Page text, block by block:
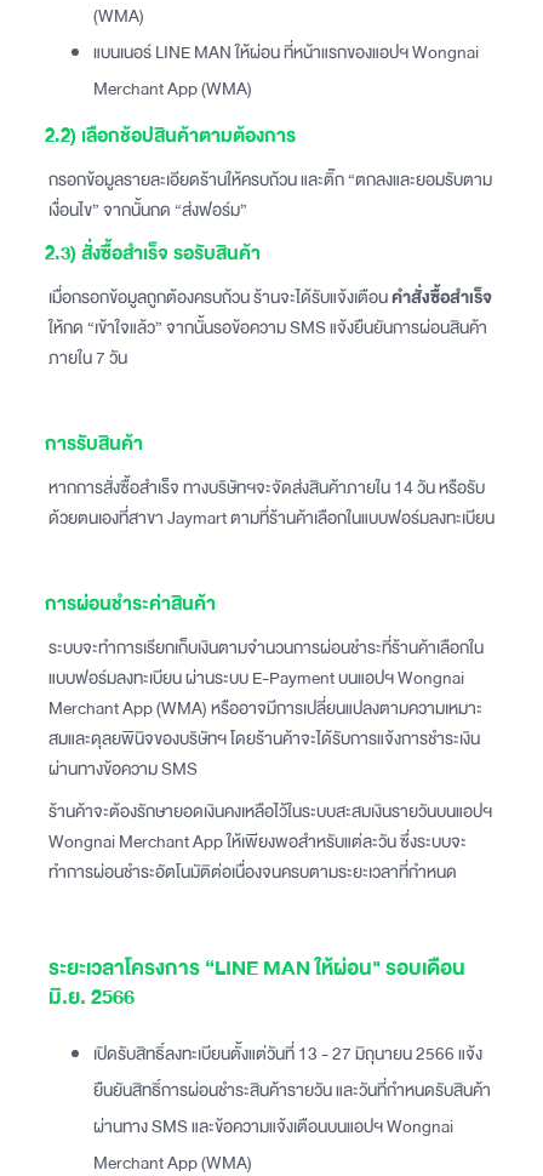
(WMA)
แบนเนอร์ LINE MAN ให้ผ่อน ที่หน้าแรกของแอปฯ Wongnai
Merchant App (WMA)
2.2) เลือกช้อปสินค้าตามต้องการ
กรอกข้อมูลรายละเอียดร้านให้ครบถ้วน และติ๊ก “ตกลงและยอมรับตาม
เงื่อนไข” จากนั้นกด “ส่งฟอร์ม”
‍2.3) สั่งซื้อสำเร็จ รอรับสินค้า
เมื่อกรอกข้อมูลถูกต้องครบถ้วน ร้านจะได้รับแจ้งเตือนคำสั่งซื้อสำเร็จ
ให้กด “เข้าใจแล้ว” จากนั้นรอข้อความ SMS แจ้งยืนยันการผ่อนสินค้า
ภายใน 7 วัน
การรับสินค้า
หากการสั่งซื้อสำเร็จ ทางบริษัทฯจะจัดส่งสินค้าภายใน 14 วัน หรือรับ
ด้วยตนเองที่สาขา Jaymart ตามที่ร้านค้าเลือกในแบบฟอร์มลงทะเบียน
การผ่อนชำระค่าสินค้า
ระบบจะทำการเรียกเก็บเงินตามจำนวนการผ่อนชำระที่ร้านค้าเลือกใน
แบบฟอร์มลงทะเบียน ผ่านระบบ E-Payment บนแอปฯ Wongnai
Merchant App (WMA) หรืออาจมีการเปลี่ยนแปลงตามความเหมาะ
สมและดุลยพินิจของบริษัทฯ โดยร้านค้าจะได้รับการแจ้งการชำระเงิน
ผ่านทางข้อความ SMS
ร้านค้าจะต้องรักษายอดเงินคงเหลือไว้ในระบบสะสมเงินรายวันบนแอปฯ
Wongnai Merchant App ให้เพียงพอสำหรับแต่ละวัน ซึ่งระบบจะ
ทำการผ่อนชำระอัตโนมัติต่อเนื่องจนครบตามระยะเวลาที่กำหนด
ระยะเวลาโครงการ “LINE MAN ให้ผ่อน" รอบเดือน
มิ.ย. 2566
เปิดรับสิทธิ์ลงทะเบียนตั้งแต่วันที่ 13 - 27 มิถุนายน 2566 แจ้ง
ยืนยันสิทธิ์การผ่อนชำระสินค้ารายวัน และวันที่กำหนดรับสินค้า
ผ่านทาง SMS และข้อความแจ้งเตือนบนแอปฯ Wongnai
Merchant App (WMA)